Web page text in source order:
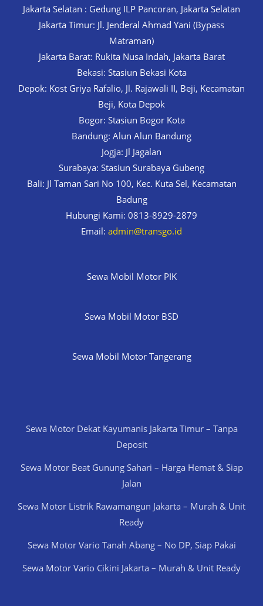
Jakarta Selatan : Gedung ILP Pancoran, Jakarta Selatan
Jakarta Timur: Jl. Jenderal Ahmad Yani (Bypass
Matraman)
Jakarta Barat: Rukita Nusa Indah, Jakarta Barat
Bekasi: Stasiun Bekasi Kota
Depok: Kost Griya Rafalio, Jl. Rajawali II, Beji, Kecamatan
Beji, Kota Depok
Bogor: Stasiun Bogor Kota
Bandung: Alun Alun Bandung
Jogja: Jl Jagalan
Surabaya: Stasiun Surabaya Gubeng
Bali: Jl Taman Sari No 100, Kec. Kuta Sel, Kecamatan
Badung
Hubungi Kami: 0813-8929-2879
Email: admin@transgo.id
Sewa Mobil Motor PIK
Sewa Mobil Motor BSD
Sewa Mobil Motor Tangerang
Sewa Motor Dekat Kayumanis Jakarta Timur – Tanpa
Deposit
Sewa Motor Beat Gunung Sahari – Harga Hemat & Siap
Jalan
Sewa Motor Listrik Rawamangun Jakarta – Murah & Unit
Ready
Sewa Motor Vario Tanah Abang – No DP, Siap Pakai
Sewa Motor Vario Cikini Jakarta – Murah & Unit Ready